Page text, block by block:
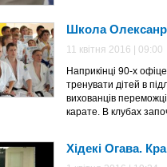
Школа
11 квітня 2016 | 09:00
Наприкінці 90-х
тренувати дітей в
вихованців
карате. В клубах
Хідекі Огава.